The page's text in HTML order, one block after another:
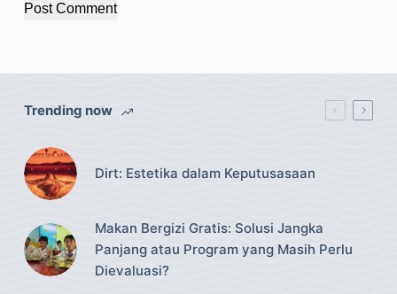
Post Comment
Trending now
Dirt: Estetika dalam Keputusasaan
Makan Bergizi Gratis: Solusi Jangka
Panjang atau Program yang Masih Perlu
Dievaluasi?